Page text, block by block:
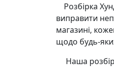
Розбірка
виправити
магазині,
щодо будь-
Наша